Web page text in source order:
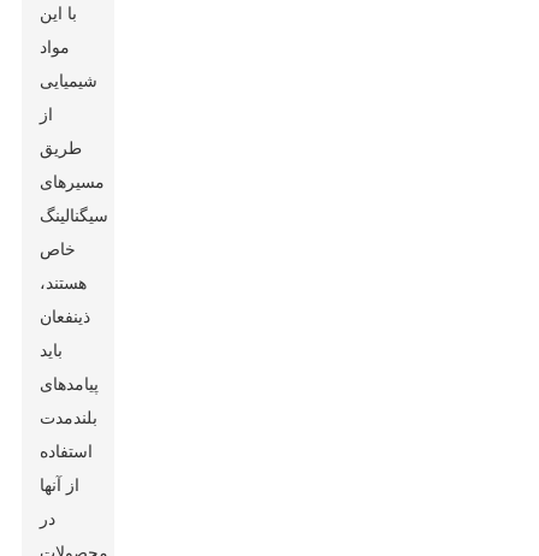
با این
مواد
شیمیایی
از
طریق
مسیرهای
سیگنالینگ
خاص
هستند،
ذینفعان
باید
پیامدهای
بلندمدت
استفاده
از آنها
در